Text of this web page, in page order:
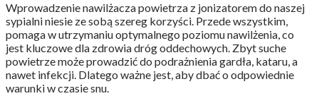
Wprowadzenie nawilżacza powietrza z jonizatorem do naszej
sypialni niesie ze sobą szereg korzyści. Przede wszystkim,
pomaga w utrzymaniu optymalnego poziomu nawilżenia, co
jest kluczowe dla zdrowia dróg oddechowych. Zbyt suche
powietrze może prowadzić do podrażnienia gardła, kataru, a
nawet infekcji. Dlatego ważne jest, aby dbać o odpowiednie
warunki w czasie snu.